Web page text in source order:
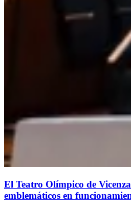
El Teatro Olímpico de
emblemáticos en